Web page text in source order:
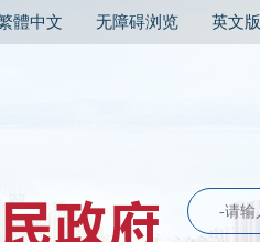
體中文 无障碍浏览 英文版